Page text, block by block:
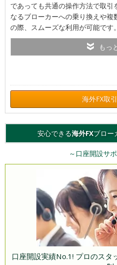
であっても共通の操作方法で取
なるブローカーへの乗り換えや
の際、スムーズな利用が可能です。
もっ
海外FX取
安心できる海外FXブロー
～口座開設サ
口座開設実績No.1! プロのスタ